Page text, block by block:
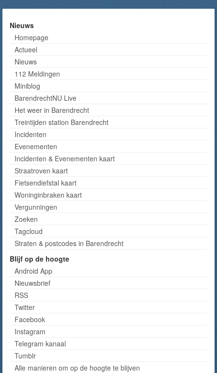
Nieuws
Homepage
Actueel
Nieuws
112 Meldingen
Miniblog
BarendrechtNU Live
Het weer in Barendrecht
Treintijden station Barendrecht
Incidenten
Evenementen
Incidenten & Evenementen kaart
Straatroven kaart
Fietsendiefstal kaart
Woninginbraken kaart
Vergunningen
Zoeken
Tagcloud
Straten & postcodes in Barendrecht
Blijf op de hoogte
Android App
Nieuwsbrief
RSS
Twitter
Facebook
Instagram
Telegram kanaal
Tumblr
Alle manieren om op de hoogte te blijven